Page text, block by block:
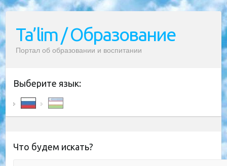
Ta’lim / Образование
Портал об образовании и воспитании
Выберите язык:
Что будем искать?